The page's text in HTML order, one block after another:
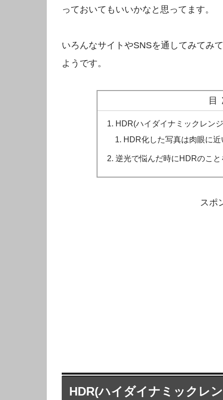
っておいてもいいかなと思ってます。
いろんなサイトやSNSを通してみてみ
ようです。
HDR(ハイダイナミックレン
HDR化した写真は肉眼に近
逆光で悩んだ時にHDRのこ
スポ
HDR(ハイダイナミックレ